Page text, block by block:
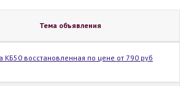
Тема объявления
КБ50 восстановленная по цене от 790 руб